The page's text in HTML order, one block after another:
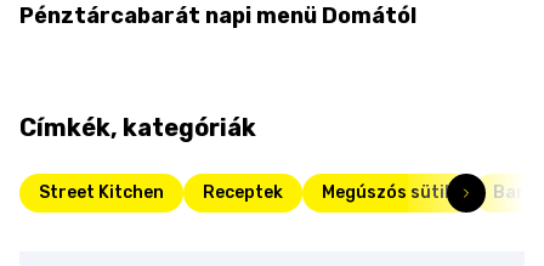
Pénztárcabarát napi menü Domától
Címkék, kategóriák
Street Kitchen Receptek Megúszós sütik